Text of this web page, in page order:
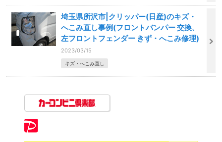
埼玉県所沢市|クリッパー(日産)のキズ・
へこみ直し事例(フロントバンパー 交換、
左フロントフェンダー きず・へこみ修理)
2023/03/15
キズ・へこみ直し